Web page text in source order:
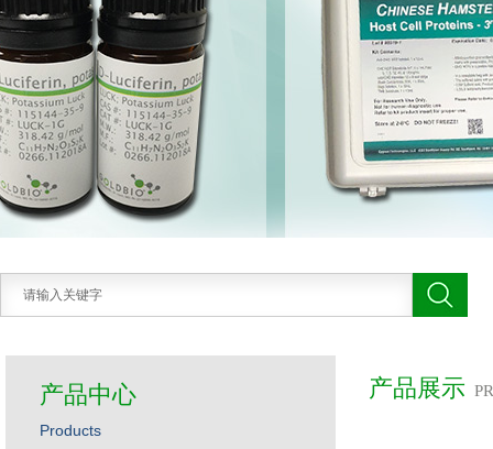
产品展示
产品中心
Products